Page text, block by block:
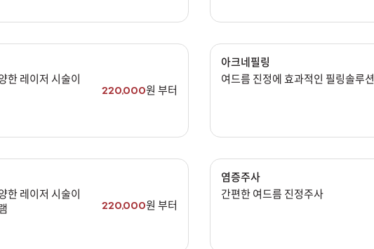
한 레이저 시술이
220,000원 부터
아크네필링
여드름 진정에 효과적인 필링솔루션
한 레이저 시술이
220,000원 부터
염증주사
간편한 여드름 진정주사
색소
여드름/모공
스킨부스터
스킨케어
체형